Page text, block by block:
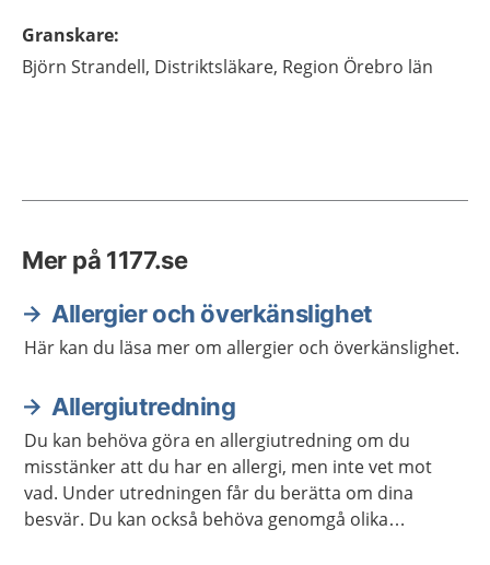
Granskare:
Björn Strandell, Distriktsläkare, Region Örebro län
Mer på 1177.se
Allergier och överkänslighet
Här kan du läsa mer om allergier och överkänslighet.
Allergiutredning
Du kan behöva göra en allergiutredning om du
misstänker att du har en allergi, men inte vet mot
vad. Under utredningen får du berätta om dina
besvär. Du kan också behöva genomgå olika